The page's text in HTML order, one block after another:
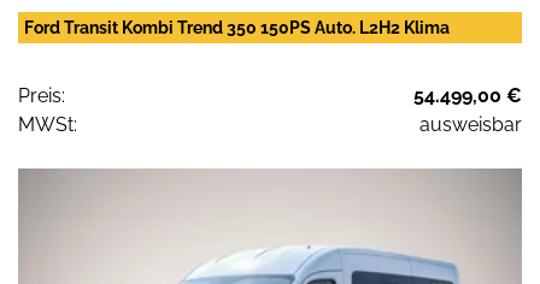
Ford Transit Kombi Trend 350 150PS Auto. L2H2 Klima
Preis:
54.499,00 €
MWSt:
ausweisbar